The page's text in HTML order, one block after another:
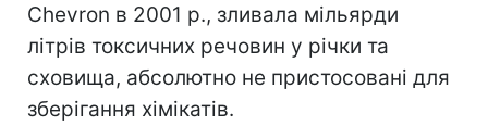
Chevron в 2001 р., зливала мільярди
літрів токсичних речовин у річки та
сховища, абсолютно не пристосовані для
зберігання хімікатів.